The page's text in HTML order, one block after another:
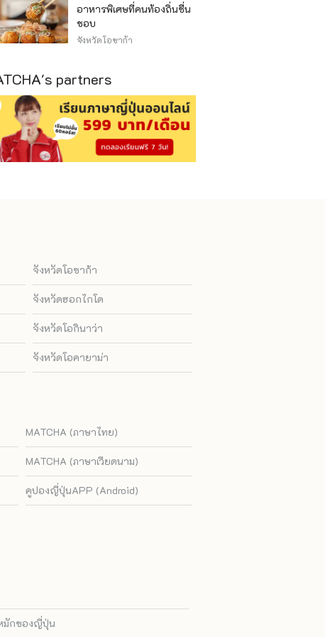
อาหารพิเศษที่คนท้องถิ่นชื่น
ชอบ
จังหวัดโอซาก้า
partners
จังหวัดโอซาก้า
จังหวัดฮอกไกโด
จังหวัดโอกินาว่า
จังหวัดโอคายาม่า
MATCHA (ภาษาไทย)
MATCHA (ภาษาเวียดนาม)
คูปองญี่ปุ่นAPP (Android)
มักของญี่ปุ่น